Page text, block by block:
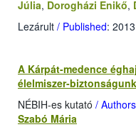
Júlia, Dorogházi Enikő,
Lezárult / Published: 2013
A Kárpát-medence
élelmiszer-
NÉBIH-es kutató /
Szabó Mária